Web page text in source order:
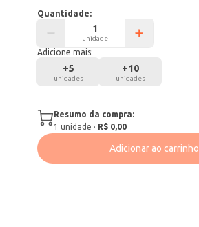
Quantidade:
unidade
Adicione mais:
+5
unidades
+10
unidades
Resumo da compra:
1 unidade · R$ 0,00
Adicionar ao carrinho